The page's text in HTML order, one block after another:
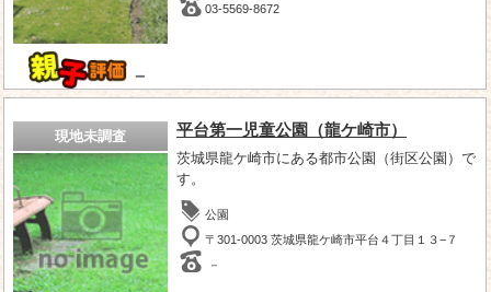
－
03-5569-8672
現地未調査 平台第一児童公園（龍ケ崎市）
茨城県龍ケ崎市にある都市公園（街区公園）で
す。
公園
〒301-0003 茨城県龍ケ崎市平台４丁目１３−７
－